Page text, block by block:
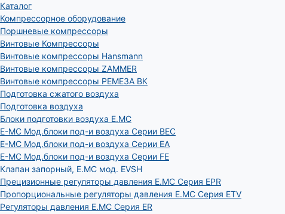
Каталог
Компрессорное оборудование
Поршневые компрессоры
Винтовые Компрессоры
Винтовые компрессоры Hansmann
Винтовые компрессоры ZAMMER
Винтовые компрессоры РЕМЕЗА ВК
Подготовка сжатого воздуха
Подготовка воздуха
Блоки подготовки воздуха E.MC
E-MC Мод.блоки под-и воздуха Серии BEC
E-MC Мод.блоки под-и воздуха Серии EA
E-MC Мод.блоки под-и воздуха Серии FE
Клапан запорный, E.MC мод. EVSH
Прецизионные регуляторы давления E.MC Серия EPR
Пропорциональные регуляторы давления E.MC Серия ETV
Регуляторы давления E.MC Серия ER